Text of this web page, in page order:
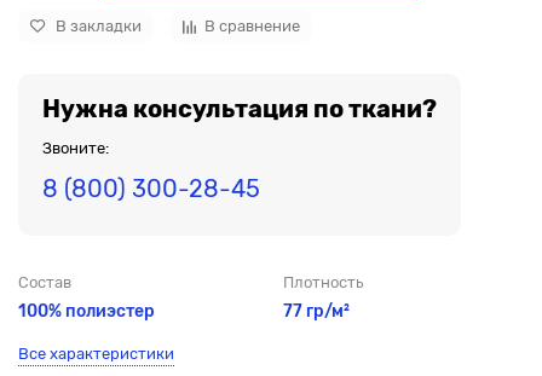
В закладки В сравнение
Нужна консультация по ткани?
Звоните:
8 (800) 300-28-45
Состав
100% полиэстер
Плотность
77 гр/м²
Все характеристики